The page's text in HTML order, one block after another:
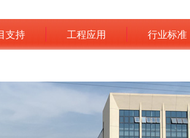
支持 工程应用 行业标准